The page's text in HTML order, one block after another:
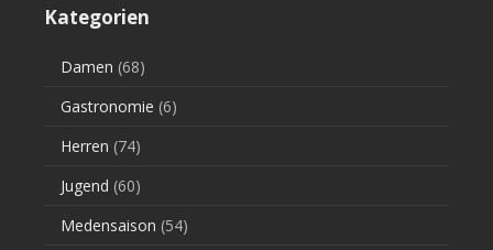
Kategorien
Damen (68)
Gastronomie (6)
Herren (74)
Jugend (60)
Medensaison (54)